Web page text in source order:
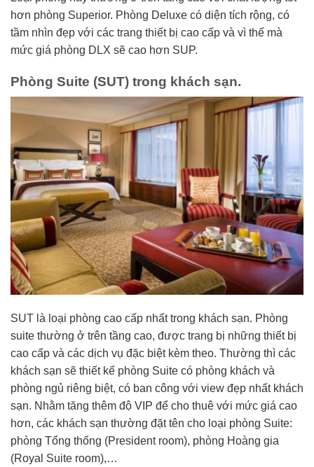
hơn phòng Superior. Phòng Deluxe có diện tích rộng, có
tầm nhìn đẹp với các trang thiết bị cao cấp và vì thế mà
mức giá phòng DLX sẽ cao hơn SUP.
Phòng Suite (SUT) trong khách sạn.
SUT là loại phòng cao cấp nhất trong khách sạn. Phòng
suite thường ở trên tầng cao, được trang bị những thiết bị
cao cấp và các dịch vụ đặc biệt kèm theo. Thường thì các
khách sạn sẽ thiết kế phòng Suite có phòng khách và
phòng ngủ riêng biệt, có ban công với view đẹp nhất khách
sạn. Nhằm tăng thêm độ VIP để cho thuê với mức giá cao
hơn, các khách sạn thường đặt tên cho loại phòng Suite:
phòng Tổng thống (President room), phòng Hoàng gia
(Royal Suite room),…